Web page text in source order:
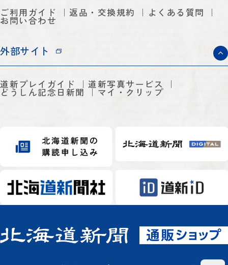
ご利用ガイド 返品・交換規約 よくある質問
お問い合わせ
外部サイト
道新プレイガイド 道新写真サービス
どうしん記念日新聞 マイ・クリップ